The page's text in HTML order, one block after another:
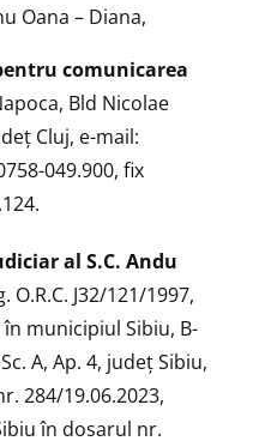
Oana – Diana,
comunicarea
Bld Nicolae
Cluj, e-mail:
049.900, fix
al S.C. Andu
O.R.C. J32/121/1997,
în municipiul Sibiu, B-
A, Ap. 4, județ Sibiu,
284/19.06.2023,
în dosarul nr.